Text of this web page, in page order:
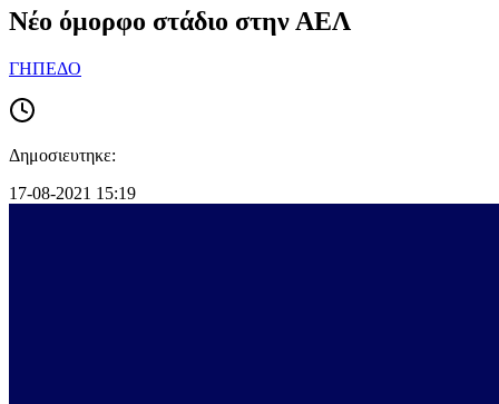
Νέο όμορφο στάδιο στην ΑΕΛ
ΓΗΠΕΔΟ
Δημοσιευτηκε:
17-08-2021 15:19